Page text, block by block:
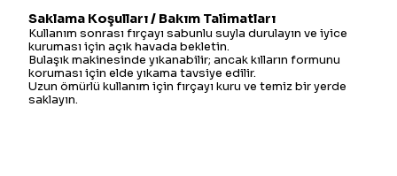
Saklama Koşulları / Bakım Talimatları
Kullanım sonrası fırçayı sabunlu suyla durulayın ve iyice
kuruması için açık havada bekletin.
Bulaşık makinesinde yıkanabilir; ancak kılların formunu
koruması için elde yıkama tavsiye edilir.
Uzun ömürlü kullanım için fırçayı kuru ve temiz bir yerde
saklayın.